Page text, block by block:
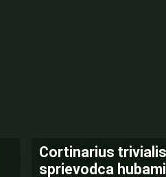
Cortinarius
sprievodca hubami